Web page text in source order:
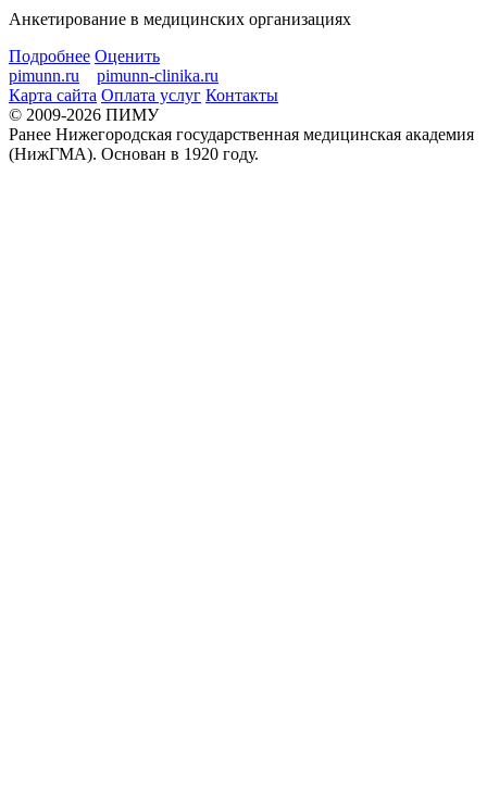
Анкетирование в медицинских организациях
Подробнее Оценить
pimunn.ru
pimunn-clinika.ru
Карта сайта Оплата услуг Контакты
© 2009-2026 ПИМУ
Ранее Нижегородская государственная медицинская академия
(НижГМА). Основан в 1920 году.